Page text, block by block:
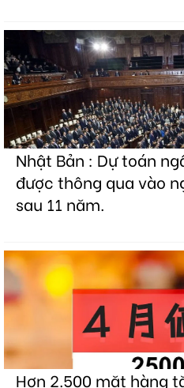
Nhật Bản : Dự toán
được thông qua vào
sau 11 năm.
Hơn 2.500 mặt hàng